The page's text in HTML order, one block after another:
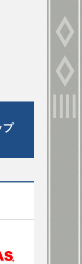
プ